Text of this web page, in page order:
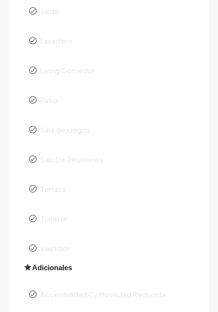
Jardín
Lavadero
Living Comedor
Patio
Sala de juegos
Sala De Reuniones
Terraza
Toilette
Vestidor
Adicionales
Accesibilidad C/ Movilidad Reducida